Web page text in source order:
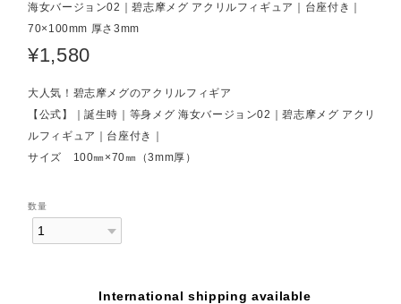
海女バージョン02｜碧志摩メグ アクリルフィギュア｜台座付き｜
70×100mm 厚さ3mm
¥1,580
大人気！碧志摩メグのアクリルフィギア
【公式】｜誕生時｜等身メグ 海女バージョン02｜碧志摩メグ アクリ
ルフィギュア｜台座付き｜
サイズ 100㎜×70㎜（3mm厚）
数量
International shipping available